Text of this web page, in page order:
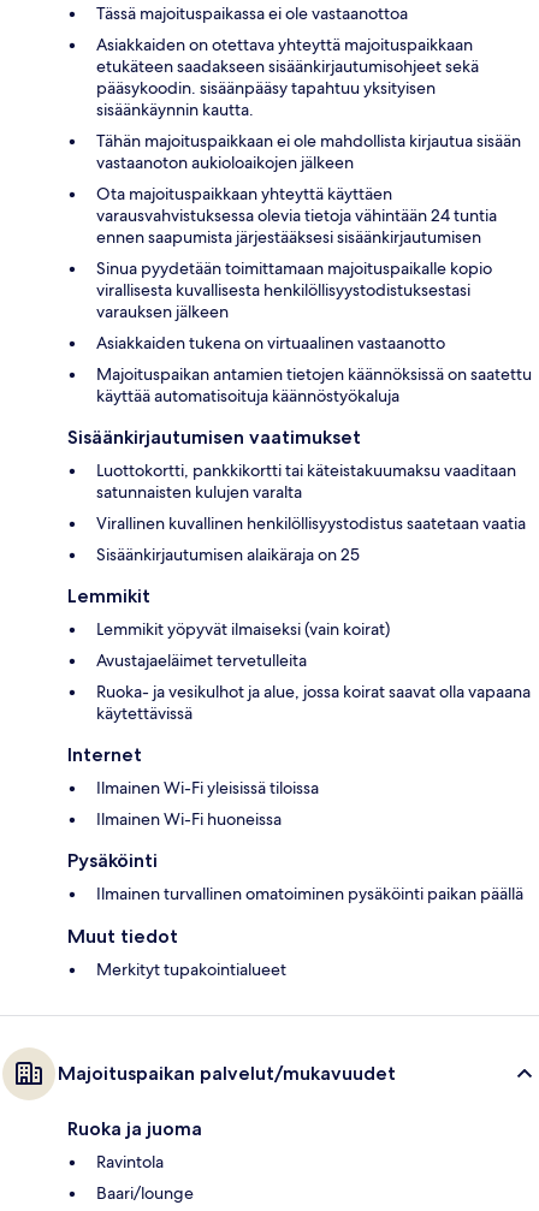
Tässä majoituspaikassa ei ole vastaanottoa
Asiakkaiden on otettava yhteyttä majoituspaikkaan
etukäteen saadakseen sisäänkirjautumisohjeet sekä
pääsykoodin. sisäänpääsy tapahtuu yksityisen
sisäänkäynnin kautta.
Tähän majoituspaikkaan ei ole mahdollista kirjautua sisään
vastaanoton aukioloaikojen jälkeen
Ota majoituspaikkaan yhteyttä käyttäen
varausvahvistuksessa olevia tietoja vähintään 24 tuntia
ennen saapumista järjestääksesi sisäänkirjautumisen
Sinua pyydetään toimittamaan majoituspaikalle kopio
virallisesta kuvallisesta henkilöllisyystodistuksestasi
varauksen jälkeen
Asiakkaiden tukena on virtuaalinen vastaanotto
Majoituspaikan antamien tietojen käännöksissä on saatettu
käyttää automatisoituja käännöstyökaluja
Sisäänkirjautumisen vaatimukset
Luottokortti, pankkikortti tai käteistakuumaksu vaaditaan
satunnaisten kulujen varalta
Virallinen kuvallinen henkilöllisyystodistus saatetaan vaatia
Sisäänkirjautumisen alaikäraja on 25
Lemmikit
Lemmikit yöpyvät ilmaiseksi (vain koirat)
Avustajaeläimet tervetulleita
Ruoka- ja vesikulhot ja alue, jossa koirat saavat olla vapaana
käytettävissä
Internet
Ilmainen Wi-Fi yleisissä tiloissa
Ilmainen Wi-Fi huoneissa
Pysäköinti
Ilmainen turvallinen omatoiminen pysäköinti paikan päällä
Muut tiedot
Merkityt tupakointialueet
Majoituspaikan palvelut/mukavuudet
Ruoka ja juoma
Ravintola
Baari/lounge